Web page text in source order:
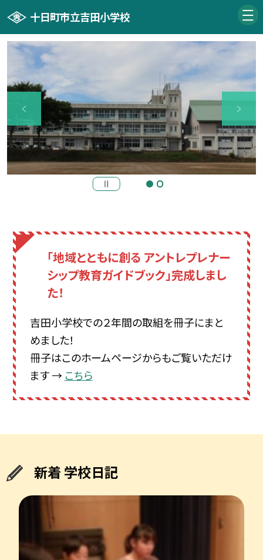
十日町市立吉田小学校
「地域とともに創る アントレプレナー
シップ教育ガイドブック」完成しまし
た！
吉田小学校での２年間の取組を冊子にまと
めました！
冊子はこのホームページからもご覧いただけ
ます → こちら
新着 学校日記